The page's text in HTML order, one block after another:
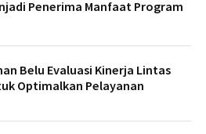
Penerima Manfaat Program
Belu Evaluasi Kinerja Lintas
Optimalkan Pelayanan